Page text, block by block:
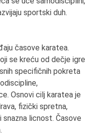
sportski duh.
časove karatea.
se kreću od dečje igre
specifičnih pokreta
Osnovi cilj karatea je
fizički spretna,
snazna licnost. Časove